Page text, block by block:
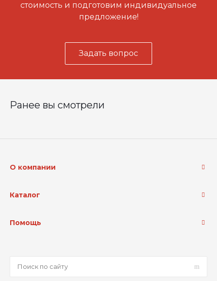
стоимость и подготовим индивидуальное
предложение!
Задать вопрос
Ранее вы смотрели
О компании
Каталог
Помощь